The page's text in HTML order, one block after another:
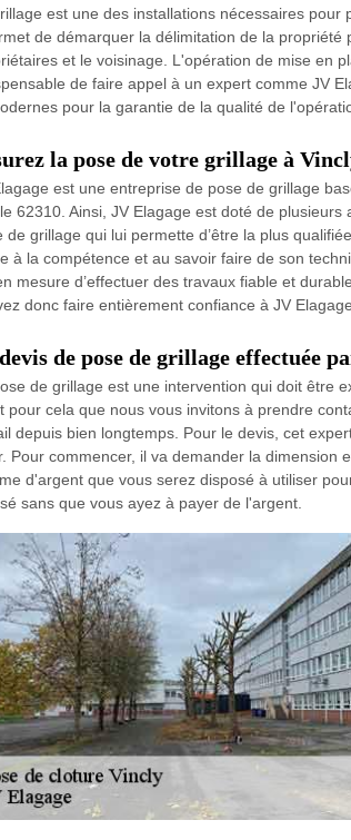
est une des installations nécessaires
de démarquer la délimitation de la
et le voisinage. L'opération de mise en
de faire appel à un expert comme JV
pour la garantie de la qualité de
la pose de votre grillage à
est une entreprise de pose de grillage
62310. Ainsi, JV Elagage est doté de
de grillage qui lui permette d’être la plus
à la compétence et au savoir faire de son
mesure d’effectuer des travaux fiable et
donc faire entièrement confiance à JV
de pose de grillage effectuée
de grillage est une intervention qui doit être
pour cela que nous vous invitons à prendre
depuis bien longtemps. Pour le devis, cet
Pour commencer, il va demander la dimension
d'argent que vous serez disposé à utiliser
sans que vous ayez à payer de l'argent.